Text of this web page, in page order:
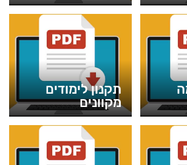
תקנון לימודים
מקוונים